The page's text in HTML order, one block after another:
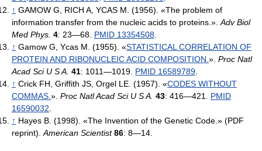
↑ GAMOW G, RICH A, YCAS M. (1956). «The problem of
information transfer from the nucleic acids to proteins.». Adv Biol
Med Phys. 4: 23—68. PMID 13354508
↑ Gamow G, Ycas M. (1955). «STATISTICAL CORRELATION OF
PROTEIN AND RIBONUCLEIC ACID COMPOSITION. ». Proc Natl
Acad Sci U S A. 41: 1011—1019. PMID 16589789
↑ Crick FH, Griffith JS, Orgel LE. (1957). «CODES WITHOUT
COMMAS. ». Proc Natl Acad Sci U S A. 43: 416—421. PMID
16590032
↑ Hayes B. (1998). «The Invention of the Genetic Code.» (PDF
reprint). American Scientist 86: 8—14.